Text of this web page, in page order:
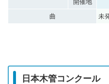
開催地
曲
未
日本木管コンクール